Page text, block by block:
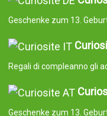
Geschenke zum 13.
Regali di compleanno gli
Geschenke zum 13.